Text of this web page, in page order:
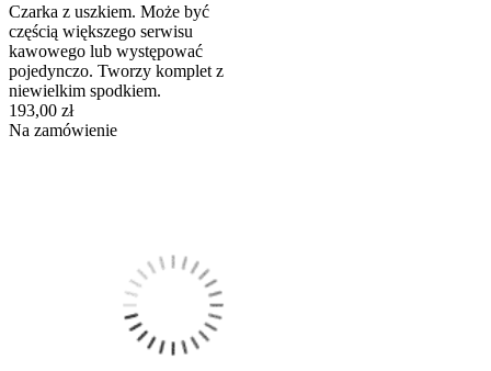
Czarka z uszkiem. Może być
częścią większego serwisu
kawowego lub występować
pojedynczo. Tworzy komplet z
niewielkim spodkiem.
193,00 zł
Na zamówienie